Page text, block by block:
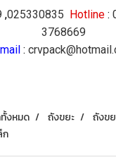
,025330835 Hotline :
3768669
:
งหมด ถังขยะ
ถังข
ก